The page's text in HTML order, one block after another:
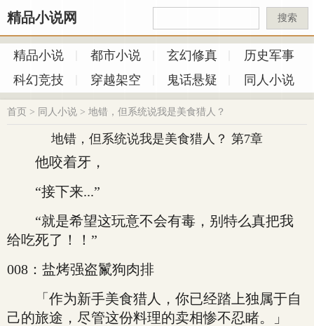
精品小说网 搜索
精品小说 都市小说 玄幻修真
历史军事
科幻竞技
穿越架空 鬼话悬疑 同人小说
首页 > 同人小说 > 地错，但系统说我是美食猎人？
地错，但系统说我是美食猎人？ 第7章
他咬着牙，
“接下来...”
“就是希望这玩意不会有毒，别特么真把我
给吃死了！！”
008：盐烤强盗鬣狗肉排
「作为新手美食猎人，你已经踏上独属于自
己的旅途，尽管这份料理的卖相惨不忍睹。」